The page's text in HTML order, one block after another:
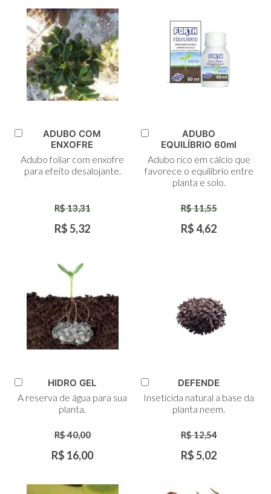
Adicionar
Carrinho
ADUBO COM
ENXOFRE
Adubo foliar com enxofre
para efeito desalojante.
R$ 13,31
R$ 5,32
Adicionar
Carrinho
ADUBO
EQUILÍBRIO 60ml
Adubo rico em cálcio que
favorece o equilíbrio entre
planta e solo.
R$ 11,55
R$ 4,62
ao
HIDRO GEL
A reserva de água para sua
planta.
R$ 40,00
R$ 16,00
ao
Carrinho
DEFENDE
Inseticida natural a base da
planta neem.
R$ 12,54
R$ 5,02